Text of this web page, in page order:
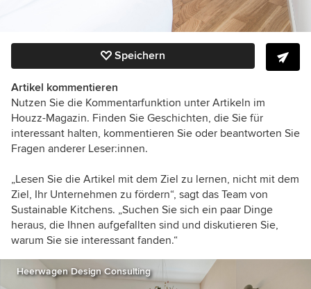
Speichern
Artikel kommentieren
Nutzen Sie die Kommentarfunktion unter Artikeln im
Houzz-Magazin. Finden Sie Geschichten, die Sie für
interessant halten, kommentieren Sie oder beantworten Sie
Fragen anderer Leser:innen.
„Lesen Sie die Artikel mit dem Ziel zu lernen, nicht mit dem
Ziel, Ihr Unternehmen zu fördern“, sagt das Team von
Sustainable Kitchens. „Suchen Sie sich ein paar Dinge
heraus, die Ihnen aufgefallten sind und diskutieren Sie,
warum Sie sie interessant fanden.“
Heerwagen Design Consulting